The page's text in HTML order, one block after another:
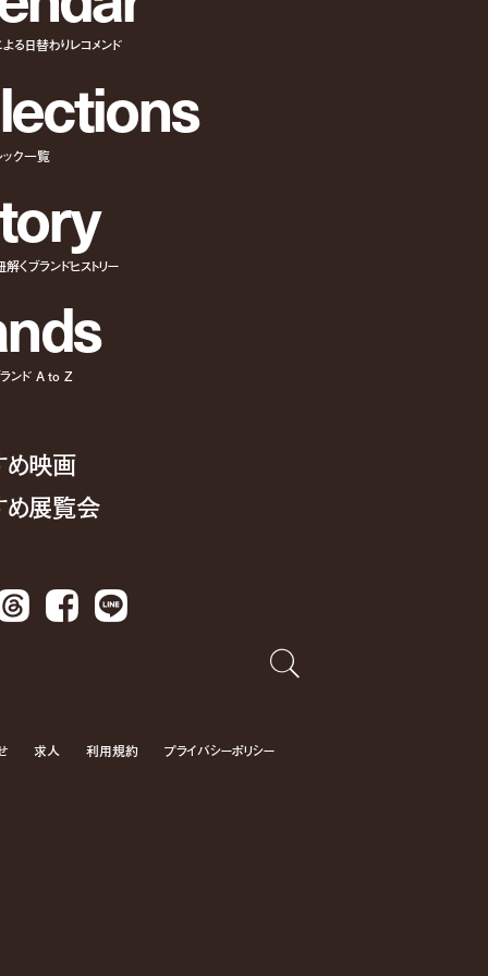
る日替わりレコメンド
ections
ック一覧
ory
くブランドヒストリー
nds
ランド A to Z
映画
展覧会
Facebook LINE
求人 利用規約 プライバシーポリシー